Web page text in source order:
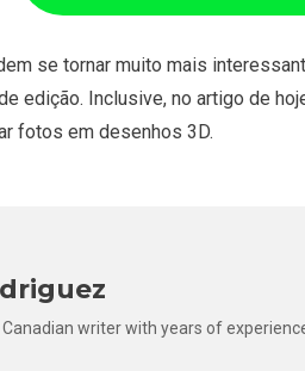
se tornar muito mais
edição. Inclusive, no artigo de
fotos em desenhos 3D.
Canadian writer with years of